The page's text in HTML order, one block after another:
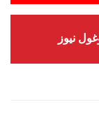
نيوز